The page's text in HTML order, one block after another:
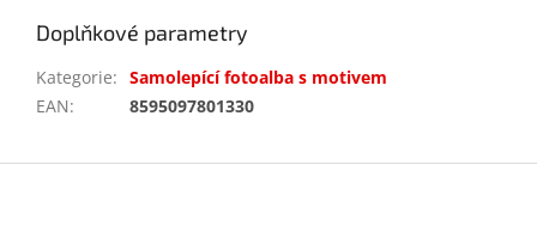
Doplňkové parametry
Kategorie: Samolepící fotoalba s motivem
EAN: 8595097801330